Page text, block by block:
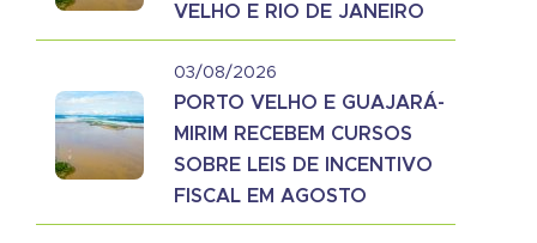
VELHO E RIO DE JANEIRO
03/08/2026
PORTO VELHO E GUAJARÁ-
MIRIM RECEBEM CURSOS
SOBRE LEIS DE INCENTIVO
FISCAL EM AGOSTO